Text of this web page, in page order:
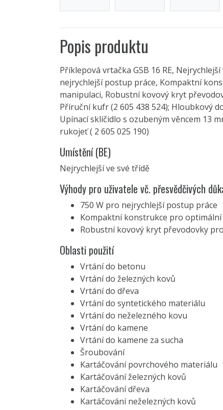
Popis produktu
Příklepová vrtačka GSB 16 RE,
nejrychlejší postup práce, Kompaktní
manipulaci, Robustní kovový kryt
Příruční kufr (2 605 438 524); Hloubkový
Upínací sklíčidlo s ozubeným věncem 13
rukojeť ( 2 605 025 190)
Umístění (BE)
Nejrychlejší ve své třídě
Výhody pro uživatele vč. přesvědčivých
750 W pro nejrychlejší postup práce
Kompaktní konstrukce pro optimální
Robustní kovový kryt převodovky
Oblasti použití
Vrtání do betonu
Vrtání do železných kovů
Vrtání do dřeva
Vrtání do syntetického materiálu
Vrtání do neželezného kovu
Vrtání do kamene
Vrtání do kamene za sucha
Šroubování
Kartáčování povrchového materiálu
Kartáčování železných kovů
Kartáčování dřeva
Kartáčování neželezných kovů